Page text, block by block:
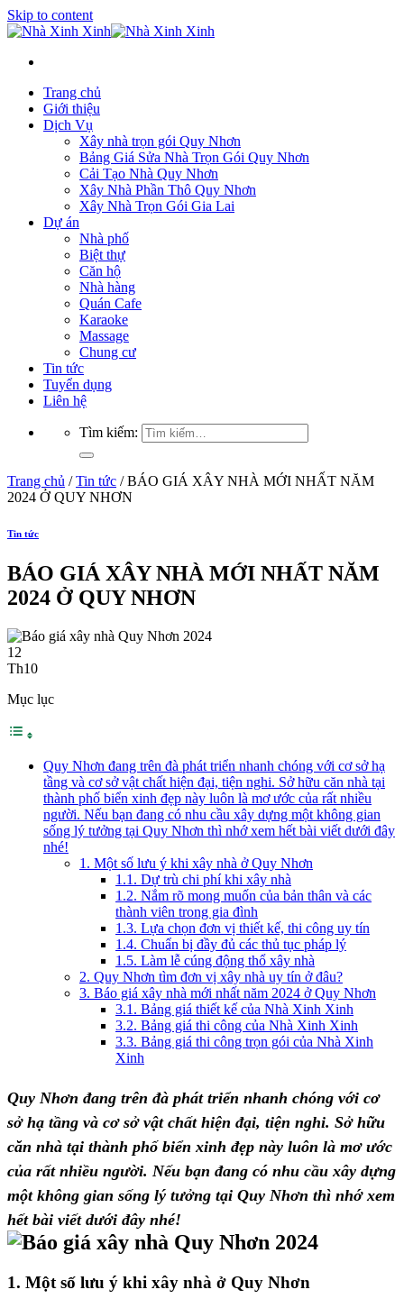
Skip to content
Trang chủ
Giới thiệu
Dịch Vụ
Xây nhà trọn gói Quy Nhơn
Bảng Giá Sửa Nhà Trọn Gói Quy Nhơn
Cải Tạo Nhà Quy Nhơn
Xây Nhà Phần Thô Quy Nhơn
Xây Nhà Trọn Gói Gia Lai
Dự án
Nhà phố
Biệt thự
Căn hộ
Nhà hàng
Quán Cafe
Karaoke
Massage
Chung cư
Tin tức
Tuyển dụng
Liên hệ
Tìm kiếm:
Trang chủ / Tin tức /BÁO GIÁ XÂY NHÀ MỚI NHẤT NĂM
2024 Ở QUY NHƠN
Tin tức
BÁO GIÁ XÂY NHÀ MỚI NHẤT NĂM
2024 Ở QUY NHƠN
12
Th10
Mục lục
Quy Nhơn đang trên đà phát triển nhanh chóng với cơ sở hạ
tầng và cơ sở vật chất hiện đại, tiện nghi. Sở hữu căn nhà tại
thành phố biển xinh đẹp này luôn là mơ ước của rất nhiều
người. Nếu bạn đang có nhu cầu xây dựng một không gian
sống lý tưởng tại Quy Nhơn thì nhớ xem hết bài viết dưới đây
nhé!
1. Một số lưu ý khi xây nhà ở Quy Nhơn
1.1. Dự trù chi phí khi xây nhà
1.2. Nắm rõ mong muốn của bản thân và các
thành viên trong gia đình
1.3. Lựa chọn đơn vị thiết kế, thi công uy tín
1.4. Chuẩn bị đầy đủ các thủ tục pháp lý
1.5. Làm lễ cúng động thổ xây nhà
2. Quy Nhơn tìm đơn vị xây nhà uy tín ở đâu?
3. Báo giá xây nhà mới nhất năm 2024 ở Quy Nhơn
3.1. Bảng giá thiết kế của Nhà Xinh Xinh
3.2. Bảng giá thi công của Nhà Xinh Xinh
3.3. Bảng giá thi công trọn gói của Nhà Xinh
Xinh
Quy Nhơn đang trên đà phát triển nhanh chóng với cơ
sở hạ tầng và cơ sở vật chất hiện đại, tiện nghi. Sở hữu
căn nhà tại thành phố biển xinh đẹp này luôn là mơ ước
của rất nhiều người. Nếu bạn đang có nhu cầu xây dựng
một không gian sống lý tưởng tại Quy Nhơn thì nhớ xem
hết bài viết dưới đây nhé!
1. Một số lưu ý khi xây nhà ở Quy Nhơn